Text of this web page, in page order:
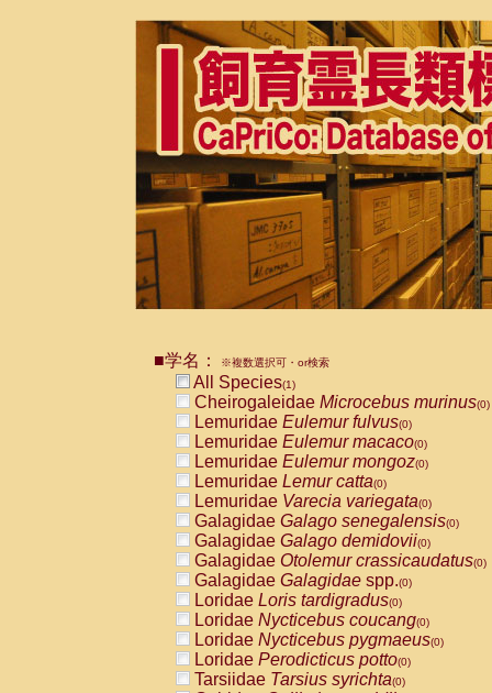
■学名： ※複数選択可・or検索
All Species(1)
Cheirogaleidae Microcebus murinus(0)
Lemuridae Eulemur fulvus(0)
Lemuridae Eulemur macaco(0)
Lemuridae Eulemur mongoz(0)
Lemuridae Lemur catta(0)
Lemuridae Varecia variegata(0)
Galagidae Galago senegalensis(0)
Galagidae Galago demidovii(0)
Galagidae Otolemur crassicaudatus(0)
Galagidae Galagidae spp.(0)
Loridae Loris tardigradus(0)
Loridae Nycticebus coucang(0)
Loridae Nycticebus pygmaeus(0)
Loridae Perodicticus potto(0)
Tarsiidae Tarsius syrichta(0)